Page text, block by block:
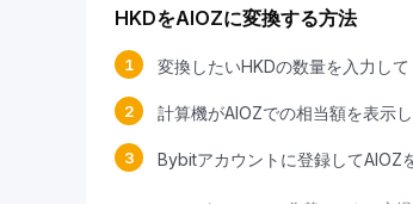
HKDをAIOZに変換する方法
1 変換したいHKDの数量を入力し
2 計算機がAIOZでの相当額を表示
3 Bybitアカウントに登録してAIOZ